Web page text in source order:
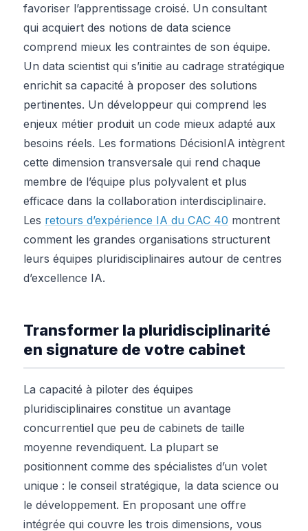
favoriser l’apprentissage croisé. Un consultant
qui acquiert des notions de data science
comprend mieux les contraintes de son équipe.
Un data scientist qui s’initie au cadrage stratégique
enrichit sa capacité à proposer des solutions
pertinentes. Un développeur qui comprend les
enjeux métier produit un code mieux adapté aux
besoins réels. Les formations DécisionIA intègrent
cette dimension transversale qui rend chaque
membre de l’équipe plus polyvalent et plus
efficace dans la collaboration interdisciplinaire.
Les retours d’expérience IA du CAC 40 montrent
comment les grandes organisations structurent
leurs équipes pluridisciplinaires autour de centres
d’excellence IA.
Transformer la pluridisciplinarité
en signature de votre cabinet
La capacité à piloter des équipes
pluridisciplinaires constitue un avantage
concurrentiel que peu de cabinets de taille
moyenne revendiquent. La plupart se
positionnent comme des spécialistes d’un volet
unique : le conseil stratégique, la data science ou
le développement. En proposant une offre
intégrée qui couvre les trois dimensions, vous